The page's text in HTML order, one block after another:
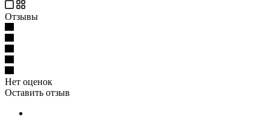
Отзывы
Нет оценок
Оставить отзыв